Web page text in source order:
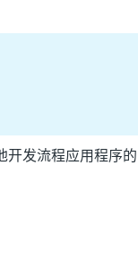
开发流程应用程序的